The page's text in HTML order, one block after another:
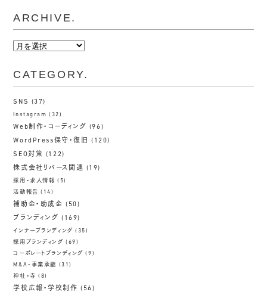
ARCHIVE.
ARCHIVE.
CATEGORY.
SNS (37)
Instagram (32)
Web制作・コーディング (96)
WordPress保守・復旧 (120)
SEO対策 (122)
株式会社リバース関連 (19)
採用・求人情報 (5)
活動報告 (14)
補助金・助成金 (50)
ブランディング (169)
インナーブランディング (35)
採用ブランディング (69)
コーポレートブランディング (9)
M&A・事業承継 (31)
神社・寺 (8)
学校広報・学校制作 (56)